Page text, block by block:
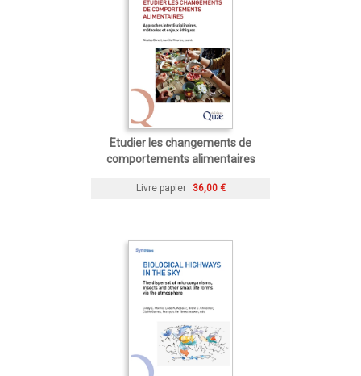
Etudier les changements de
comportements alimentaires
Livre papier 36,00 €